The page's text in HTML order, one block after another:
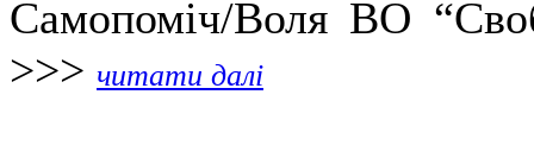
Самопоміч/Воля ВО
>>> читати далі